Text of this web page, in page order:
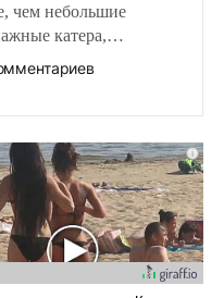
чем небольшие
катера,
которых уже
Задача по
радикально
наши боевые